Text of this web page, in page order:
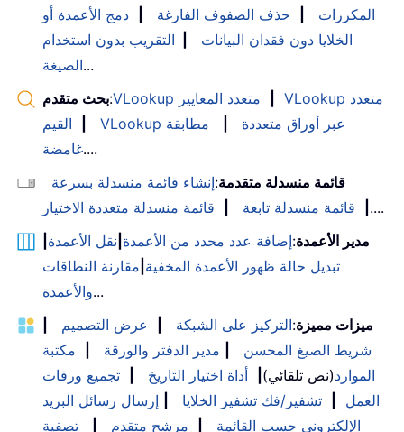
المكررات
حذف الصفوف الفارغة
دمج الأعمدة أو
الخلايا دون فقدان البيانات
التقريب بدون استخدام
الصيغة...
بحث متقدم: VLookup متعدد المعايير
VLookup متعدد
القيم
VLookup عبر أوراق متعددة
مطابقة
غامضة....
قائمة منسدلة متقدمة:إنشاء قائمة منسدلة بسرعة
قائمة منسدلة تابعة قائمة منسدلة متعددة الاختيار
....
مدير الأعمدة:إضافة عدد محدد من الأعمدة نقل الأعمدة
تبديل حالة ظهور الأعمدة المخفية مقارنة النطاقات
والأعمدة...
ميزات مميزة:التركيز على الشبكة عرض التصميم
شريط الصيغ المحسن
مدير الدفتر والورقة
مكتبة
الموارد(نص تلقائي) أداة اختيار التاريخ
تجميع ورقات
العمل
تشفير/فك تشفير الخلايا
إرسال رسائل البريد
الإلكتروني حسب القائمة
مرشح متقدم
تصفية